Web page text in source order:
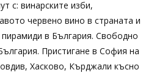
с: винарските изби,
червено вино в страната и
в България. Свободно
Пристигане в София на
Хасково, Кърджали късно